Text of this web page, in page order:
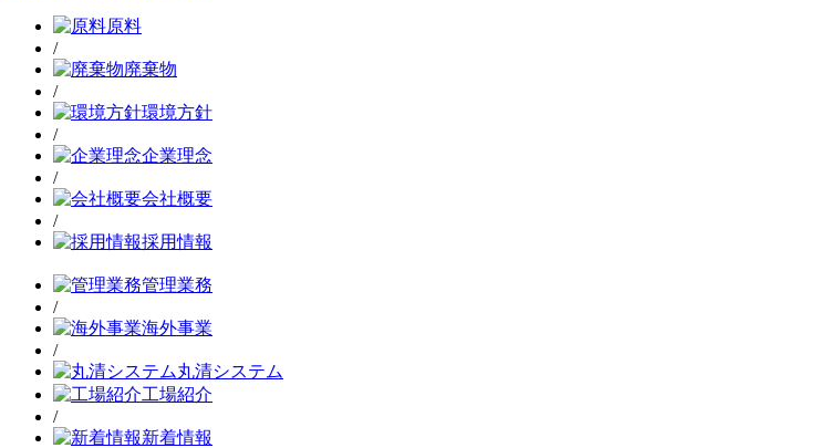
原料
/
廃棄物
/
環境方針
/
企業理念
/
会社概要
/
採用情報
管理業務
/
海外事業
/
丸清システム
工場紹介
/
新着情報